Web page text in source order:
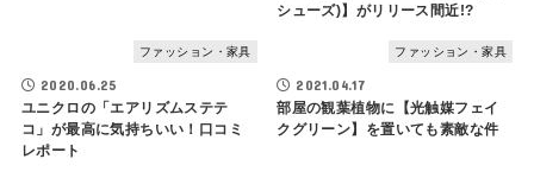
シューズ)】がリリース間近!?
ファッション・家具
2020.06.25
ユニクロの「エアリズムステテ
コ」が最高に気持ちいい！口コミ
レポート
ファッション・家具
2021.04.17
部屋の観葉植物に【光触媒フェイ
クグリーン】を置いても素敵な件